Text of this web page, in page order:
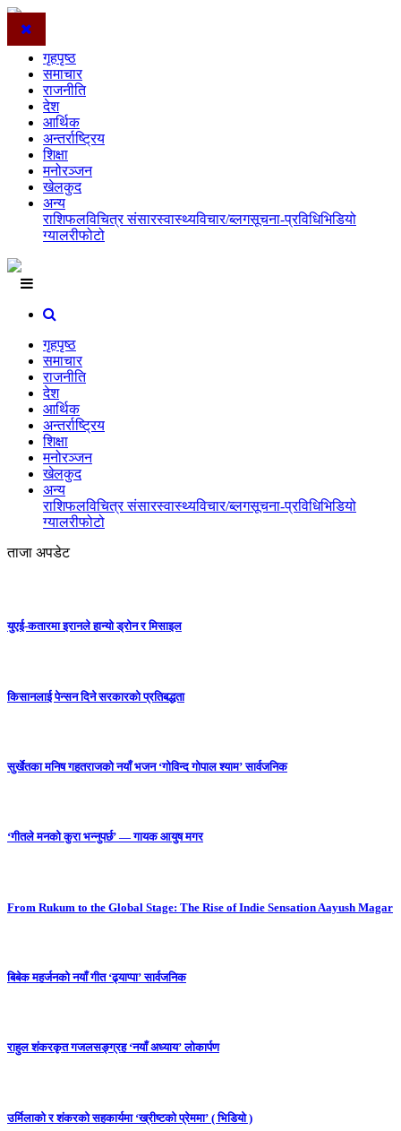
गृहपृष्ठ
समाचार
राजनीति
देश
आर्थिक
अन्तर्राष्ट्रिय
शिक्षा
मनोरञ्जन
खेलकुद
अन्य
राशिफलविचित्र संसारस्वास्थ्यविचार/ब्लगसूचना-प्रविधिभिडियो
ग्यालरीफोटो
गृहपृष्ठ
समाचार
राजनीति
देश
आर्थिक
अन्तर्राष्ट्रिय
शिक्षा
मनोरञ्जन
खेलकुद
अन्य
राशिफलविचित्र संसारस्वास्थ्यविचार/ब्लगसूचना-प्रविधिभिडियो
ग्यालरीफोटो
ताजा अपडेट
युएई-कतारमा इरानले हान्यो ड्रोन र मिसाइल
किसानलाई पेन्सन दिने सरकारको प्रतिबद्धता
सुर्खेतका मनिष गहतराजको नयाँ भजन ‘गोविन्द गोपाल श्याम’ सार्वजनिक
‘गीतले मनको कुरा भन्नुपर्छ’ — गायक आयुष मगर
From Rukum to the Global Stage: The Rise of Indie Sensation Aayush Magar
बिबेक महर्जनको नयाँ गीत ‘ढ्याप्पा’ सार्वजनिक
राहुल शंकरकृत गजलसङ्ग्रह ‘नयाँ अध्याय’ लोकार्पण
उर्मिलाको र शंकरको सहकार्यमा ‘ख्रीष्टको प्रेममा’ ( भिडियो )